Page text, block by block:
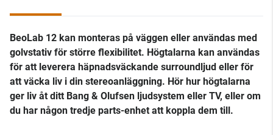
BeoLab 12 kan monteras på väggen eller användas med
golvstativ för större flexibilitet. Högtalarna kan användas
för att leverera häpnadsväckande surroundljud eller för
att väcka liv i din stereoanläggning. Hör hur högtalarna
ger liv åt ditt Bang & Olufsen ljudsystem eller TV, eller om
du har någon tredje parts-enhet att koppla dem till.